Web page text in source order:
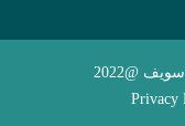
@2022
Privacy